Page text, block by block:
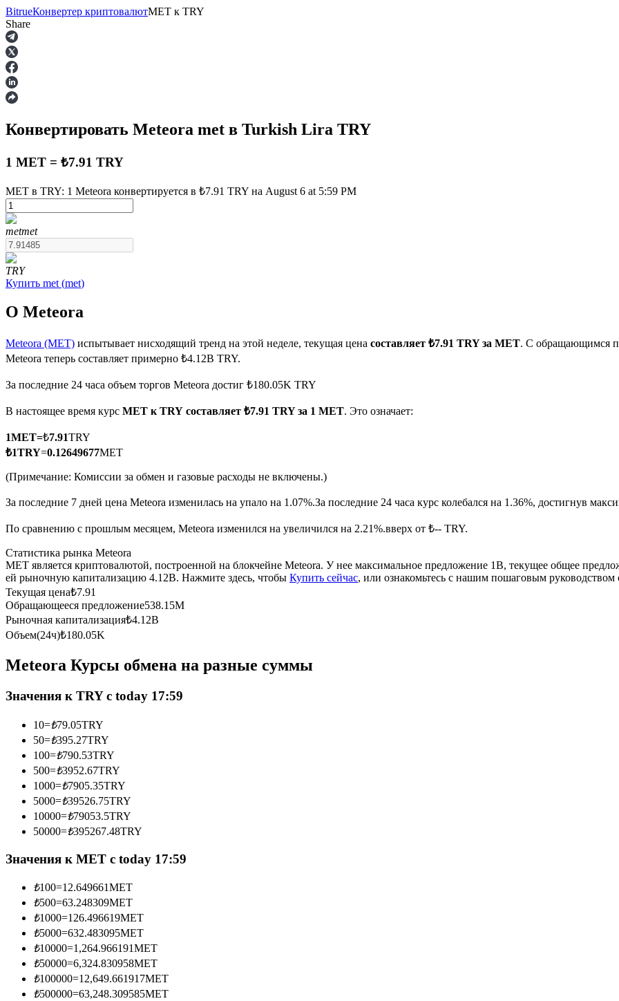
Фьючерсы
Фьючерсы с использованием USDT в качестве обеспечения
TradFi
USDC фьючерсы
Фьючерсы с использованием USDC в качестве обеспечения
Копирование торговли
Присоединяйтесь к лучшим трейдерам
Станьте копи-трейдером
Наслаждайтесь распределением прибыли и комиссиями за копи-трейдинг
BitrueКонвертер криптовалютMET к TRY
Share
Конвертировать Meteora met в Turkish Lira TRY
1 MET = ₺7.91 TRY
MET в TRY: 1 Meteora конвертируется в ₺7.91 TRY на August 6 at 5:59 PM
metmet
TRY
Купить met (met)
О Meteora
Meteora (MET) испытывает нисходящий тренд на этой неделе, текущая цена составляет ₺7.91 TRY за MET. С обращающимся
Meteora теперь составляет примерно ₺4.12B TRY.
За последние 24 часа объем торгов Meteora достиг ₺180.05K TRY
В настоящее время курс MET к TRY составляет ₺7.91 TRY за 1 MET. Это означает:
1MET=₺7.91TRY
₺1TRY=0.12649677MET
(Примечание: Комиссии за обмен и газовые расходы не включены.)
За последние 7 дней цена Meteora изменилась на упало на 1.07%.За последние 24 часа курс колебался на 1.36%, достигнув
По сравнению с прошлым месяцем, Meteora изменился на увеличился на 2.21%.вверх от ₺-- TRY.
Статистика рынка Meteora
MET является криптовалютой, построенной на блокчейне Meteora. У нее максимальное предложение 1B, текущее общее
ей рыночную капитализацию 4.12B. Нажмите здесь, чтобы Купить сейчас, или ознакомьтесь с нашим пошаговым руководством
Текущая цена₺7.91
Обращающееся предложение538.15M
Рыночная капитализация₺4.12B
Объем(24ч)₺180.05K
Meteora Курсы обмена на разные суммы
Значения к TRY с today 17:59
10=₺79.05TRY
50=₺395.27TRY
100=₺790.53TRY
500=₺3952.67TRY
1000=₺7905.35TRY
5000=₺39526.75TRY
10000=₺79053.5TRY
50000=₺395267.48TRY
Значения к MET с today 17:59
₺100=12.649661MET
₺500=63.248309MET
₺1000=126.496619MET
₺5000=632.483095MET
₺10000=1,264.966191MET
₺50000=6,324.830958MET
₺100000=12,649.661917MET
₺500000=63,248.309585MET